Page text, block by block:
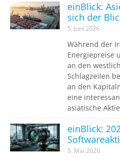
einBlick:
sich der
5. Juni 2026
Während der
Energiepreise
an den
Schlagzeilen
an den
eine
asiatische
einBlick:
5. Mai 2026